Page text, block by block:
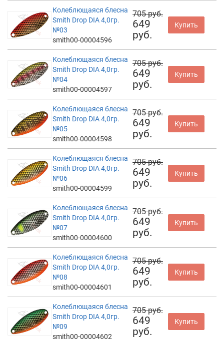
Колеблющаяся блесна
Smith Drop DIA 4,0гр.
№03
smith00-00004596
705 руб.
649
руб.
Купить
Колеблющаяся блесна
Smith Drop DIA 4,0гр.
№04
smith00-00004597
705 руб.
649
руб.
Купить
Колеблющаяся блесна
Smith Drop DIA 4,0гр.
№05
smith00-00004598
705 руб.
649
руб.
Купить
Колеблющаяся блесна
Smith Drop DIA 4,0гр.
№06
smith00-00004599
705 руб.
649
руб.
Купить
Колеблющаяся блесна
Smith Drop DIA 4,0гр.
№07
smith00-00004600
705 руб.
649
руб.
Купить
Колеблющаяся блесна
Smith Drop DIA 4,0гр.
№08
smith00-00004601
705 руб.
649
руб.
Купить
Колеблющаяся блесна
Smith Drop DIA 4,0гр.
№09
smith00-00004602
705 руб.
649
руб.
Купить